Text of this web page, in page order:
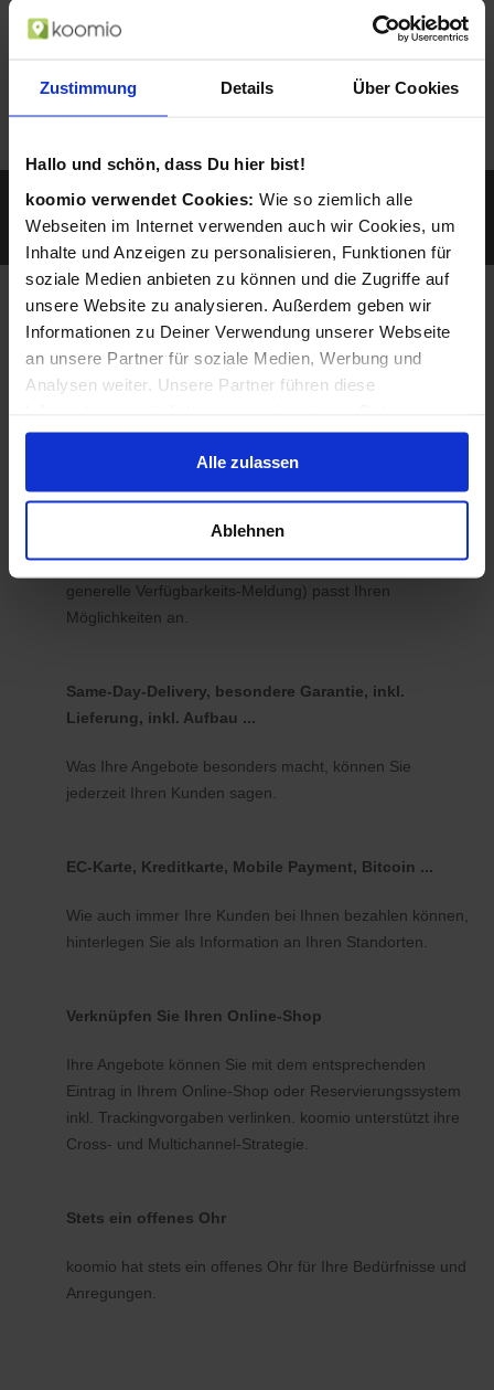
Zustimmung Details Über Cookies
Hallo und schön, dass Du hier bist!
koomio verwendet Cookies: Wie so ziemlich alle
Webseiten im Internet verwenden auch wir Cookies, um
Inhalte und Anzeigen zu personalisieren, Funktionen für
soziale Medien anbieten zu können und die Zugriffe auf
unsere Website zu analysieren. Außerdem geben wir
Informationen zu Deiner Verwendung unserer Webseite
an unsere Partner für soziale Medien, Werbung und
Analysen weiter. Unsere Partner führen diese
zusammen, die Du ihnen bereitgestellt hast oder die sie
im Rahmen Deiner Nutzung der Dienste gesammelt
haben.
Alle zulassen
Ablehnen
Sie werden gefunden, wenn ein Kunde z.B. mit
seinem Smartphone nach Geschäften und
Produkten in der Nähe sucht...
Angepasst auf Ihre
Bedürfnisse und
Möglichkeiten
Verfügbarkeit Ihrer Waren
Nutzen Sie koomio mit oder ohne Abbildung von
Verfügbarkeiten. Der Detailgrad (genaue Anzahl oder
generelle Verfügbarkeits-Meldung) passt Ihren
Möglichkeiten an.
Same-Day-Delivery, besondere Garantie, inkl.
Lieferung, inkl. Aufbau ...
Was Ihre Angebote besonders macht, können Sie
jederzeit Ihren Kunden sagen.
EC-Karte, Kreditkarte, Mobile Payment, Bitcoin ...
Wie auch immer Ihre Kunden bei Ihnen bezahlen können,
hinterlegen Sie als Information an Ihren Standorten.
Verknüpfen Sie Ihren Online-Shop
Ihre Angebote können Sie mit dem entsprechenden
Eintrag in Ihrem Online-Shop oder Reservierungssystem
inkl. Trackingvorgaben verlinken. koomio unterstützt ihre
Cross- und Multichannel-Strategie.
Stets ein offenes Ohr
koomio hat stets ein offenes Ohr für Ihre Bedürfnisse und
Anregungen.